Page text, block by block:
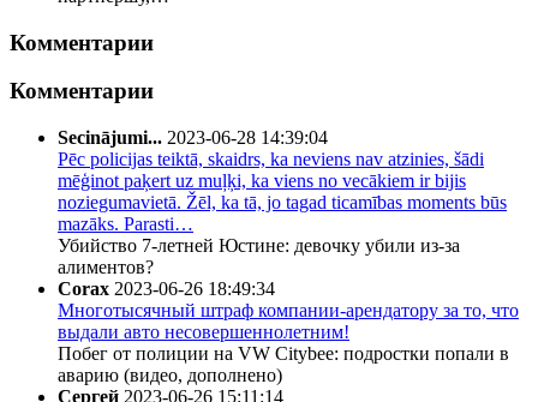
Комментарии
Комментарии
Secinājumi... 2023-06-28 14:39:04
Pēc policijas teiktā, skaidrs, ka neviens nav atzinies, šādi
mēģinot paķert uz muļķi, ka viens no vecākiem ir bijis
noziegumavietā. Žēl, ka tā, jo tagad ticamības moments būs
mazāks. Parasti…
Убийство 7-летней Юстине: девочку убили из-за
алиментов?
Corax 2023-06-26 18:49:34
Многотысячный штраф компании-арендатору за то, что
выдали авто несовершеннолетним!
Побег от полиции на VW Citybee: подростки попали в
аварию (видео, дополнено)
Сергей 2023-06-26 15:11:14